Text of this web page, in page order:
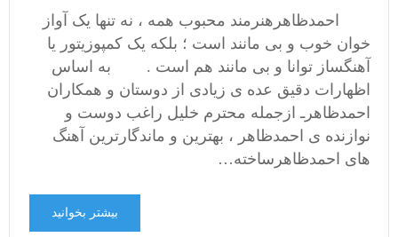
احمدظاهرهنرمند محبوب همه ، نه تنها یک آواز
خوان خوب و بی مانند است ؛ بلکه یک کمپوزیتور یا
آهنگساز توانا و بی مانند هم است . به اساس
اظهارات دقیق عده ی زیادی از دوستان و همکاران
احمدظاهرـ ازجمله محترم خلیل راغب دوست و
نوازنده ی احمدظاهر ، بهترین و ماندگارترین آهنگ
های احمدظاهرساخته…
بیشتر بخوانید